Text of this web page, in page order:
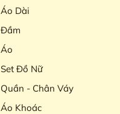
Áo Dài
Đầm
Áo
Set Đồ Nữ
Quần - Chân Váy
Áo Khoác